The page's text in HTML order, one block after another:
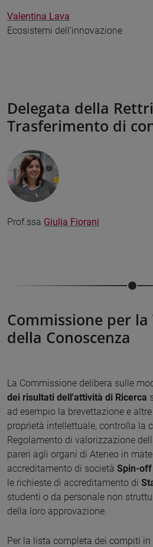
Valentina Lava
Ecosistemi dell'innovazione
Delegata della
Trasferimento di
Prof.ssa Giulia Fiorani
Commissione per
della Conoscenza
La Commissione delibera sulle
dei risultati dell'attività di Ricerca
ad esempio la brevettazione e
proprietà intellettuale, controlla la
Regolamento di valorizzazione
pareri agli organi di Ateneo in
accreditamento di società Spin-off
le richieste di accreditamento di
studenti o da personale non
della loro approvazione.
Per la lista completa dei compiti